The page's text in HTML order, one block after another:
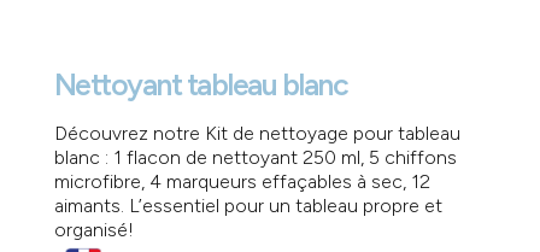
Nettoyant tableau blanc
Découvrez notre Kit de nettoyage pour tableau
blanc : 1 flacon de nettoyant 250 ml, 5 chiffons
microfibre, 4 marqueurs effaçables à sec, 12
aimants. L’essentiel pour un tableau propre et
organisé!